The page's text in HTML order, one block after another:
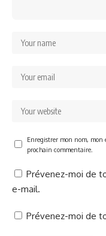
Enregistrer mon nom, mon
prochain commentaire.
Prévenez-moi de
e-mail.
Prévenez-moi de